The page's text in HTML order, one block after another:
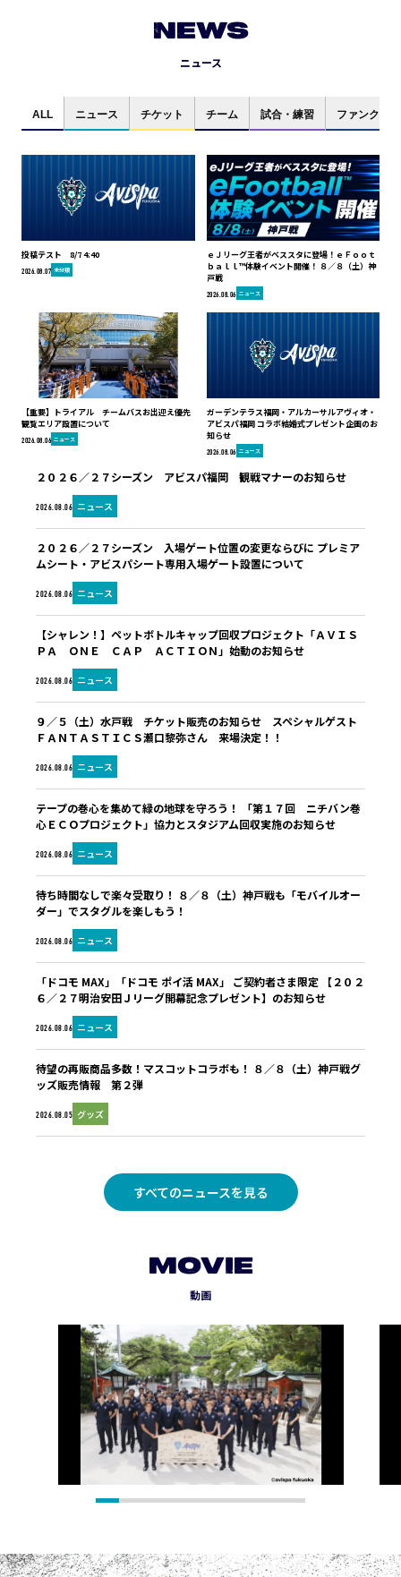
NEWS
ニュース
ALL ニュース チケット チーム 試合・練習 ファンクラブ
投稿テスト 8/7 4:40
2026.08.07 未分類
ｅＪリーグ王者がベススタに登場！ｅＦｏｏｔ
ｂａｌｌ™体験イベント開催！ ８／８（土）神
戸戦
2026.08.06 ニュース
【重要】トライアル チームバスお出迎え優先
観覧エリア設置について
2026.08.06 ニュース
ガーデンテラス福岡・アルカーサルアヴィオ・
アビスパ福岡 コラボ結婚式プレゼント企画のお
知らせ
2026.08.06 ニュース
2026.08.06 ニュース
２０２６／２７シーズン アビスパ福岡 観戦マナーのお知らせ
2026.08.06 ニュース
２０２６／２７シーズン 入場ゲート位置の変更ならびに プレミア
ムシート・アビスパシート専用入場ゲート設置について
2026.08.06 ニュース
【シャレン！】ペットボトルキャップ回収プロジェクト「ＡＶＩＳ
ＰＡ ＯＮＥ ＣＡＰ ＡＣＴＩＯＮ」始動のお知らせ
2026.08.06 ニュース
９／５（土）水戸戦 チケット販売のお知らせ スペシャルゲスト
ＦＡＮＴＡＳＴＩＣＳ瀬口黎弥さん 来場決定！！
2026.08.06 ニュース
テープの巻心を集めて緑の地球を守ろう！ 「第１７回 ニチバン巻
心ＥＣＯプロジェクト」協力とスタジアム回収実施のお知らせ
2026.08.06 ニュース
待ち時間なしで楽々受取り！ ８／８（土）神戸戦も「モバイルオー
ダー」でスタグルを楽しもう！
2026.08.06 ニュース
「ドコモ MAX」「ドコモ ポイ活 MAX」 ご契約者さま限定 【２０２
６／２７明治安田Ｊリーグ開幕記念プレゼント】のお知らせ
2026.08.05 グッズ
待望の再販商品多数！マスコットコラボも！ ８／８（土）神戸戦グ
ッズ販売情報 第２弾
すべてのニュースを見る
MOVIE
動画